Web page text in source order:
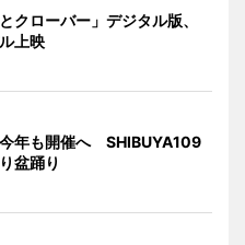
クローバー」デジタル版、
上映
今年も開催へ SHIBUYA109
盆踊り